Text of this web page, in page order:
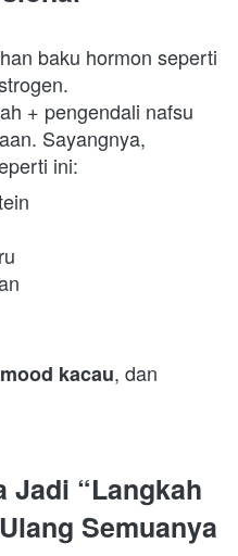
baku hormon seperti
Sayangnya,
ini:
mood kacau
Jadi “Langkah
Semuanya